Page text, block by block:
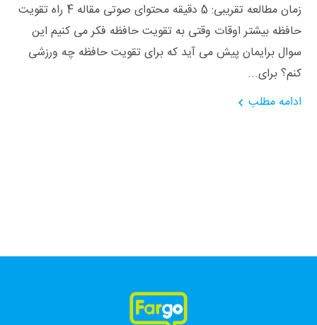
زمان مطالعه تقریبی: 5 دقیقه محتوای صوتی مقاله 4 راه تقویت
حافظه بیشتر اوقات وقتی به تقویت حافظه فکر می‌ کنیم این
سوال برایمان پیش می آید که برای تقویت حافظه چه ورزشی
کنم؟ برای...
ادامه مطلب